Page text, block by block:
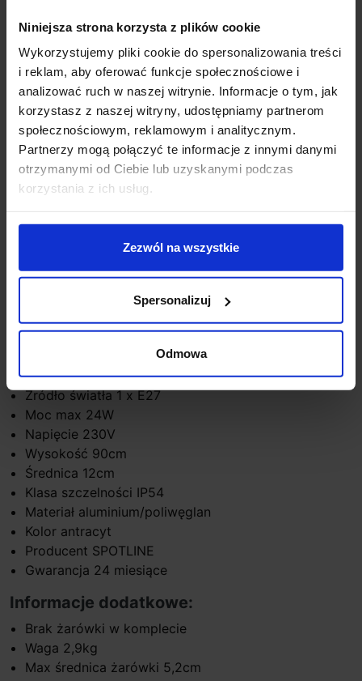
Niniejsza strona korzysta z plików cookie
Wykorzystujemy pliki cookie do spersonalizowania treści
i reklam, aby oferować funkcje społecznościowe i
analizować ruch w naszej witrynie. Informacje o tym, jak
korzystasz z naszej witryny, udostępniamy partnerom
społecznościowym, reklamowym i analitycznym.
Partnerzy mogą połączyć te informacje z innymi danymi
otrzymanymi od Ciebie lub uzyskanymi podczas
korzystania z ich usług.
Zezwól na wszystkie
Spersonalizuj
Odmowa
Zapytaj o produkt
Opis
SLV C-POL 231475 to stojąca lampa zewnętrzna o
wysokości 90cm i klasycznej formie. Wykonana jest z
aluminium i poliwęglanu, wykończona w kolorze
antracytu. Lampa posiada polerowany odbłyśnik, co
zapewnia skuteczne oświetlenie. Źródłem światła jest
żarowka E27 (max 24W-brak w zestawie). Ta lampa
zewnętrzna doskonale sprawdzi się jako oświetlenie
chodników, ścieżek i ciągów komunikacyjnych, a także
ogrodów czy parków, tworząc w nich niepowtarzalny
nastrój.
Źródło światła 1 x E27
Moc max 24W
Napięcie 230V
Wysokość 90cm
Średnica 12cm
Klasa szczelności IP54
Materiał aluminium/poliwęglan
Kolor antracyt
Producent SPOTLINE
Gwarancja 24 miesiące
Informacje dodatkowe:
Brak żarówki w komplecie
Waga 2,9kg
Max średnica żarówki 5,2cm